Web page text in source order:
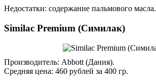
Недостатки: содержание пальмового масла.
Similac Premium (Симилак)
Производитель: Abbott (Дания).
Средняя цена: 460 рублей за 400 гр.